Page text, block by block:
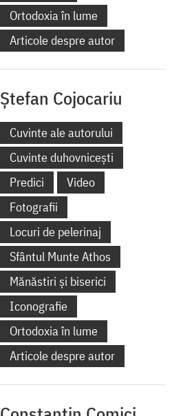
Ortodoxia în lume
Articole despre autor
Ștefan Cojocariu
Cuvinte ale autorului
Cuvinte duhovnicești
Predici
Video
Fotografii
Locuri de pelerinaj
Sfântul Munte Athos
Mănăstiri și biserici
Iconografie
Ortodoxia în lume
Articole despre autor